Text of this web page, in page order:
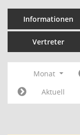
Informationen
Vertreter
Monat
Aktuell